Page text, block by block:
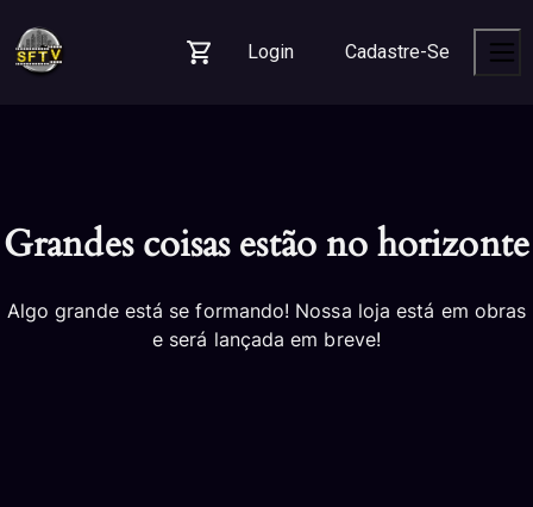
navigation
content
footer
Login
Cadastre-Se
Grandes coisas estão no horizonte
Algo grande está se formando! Nossa loja está em obras
e será lançada em breve!